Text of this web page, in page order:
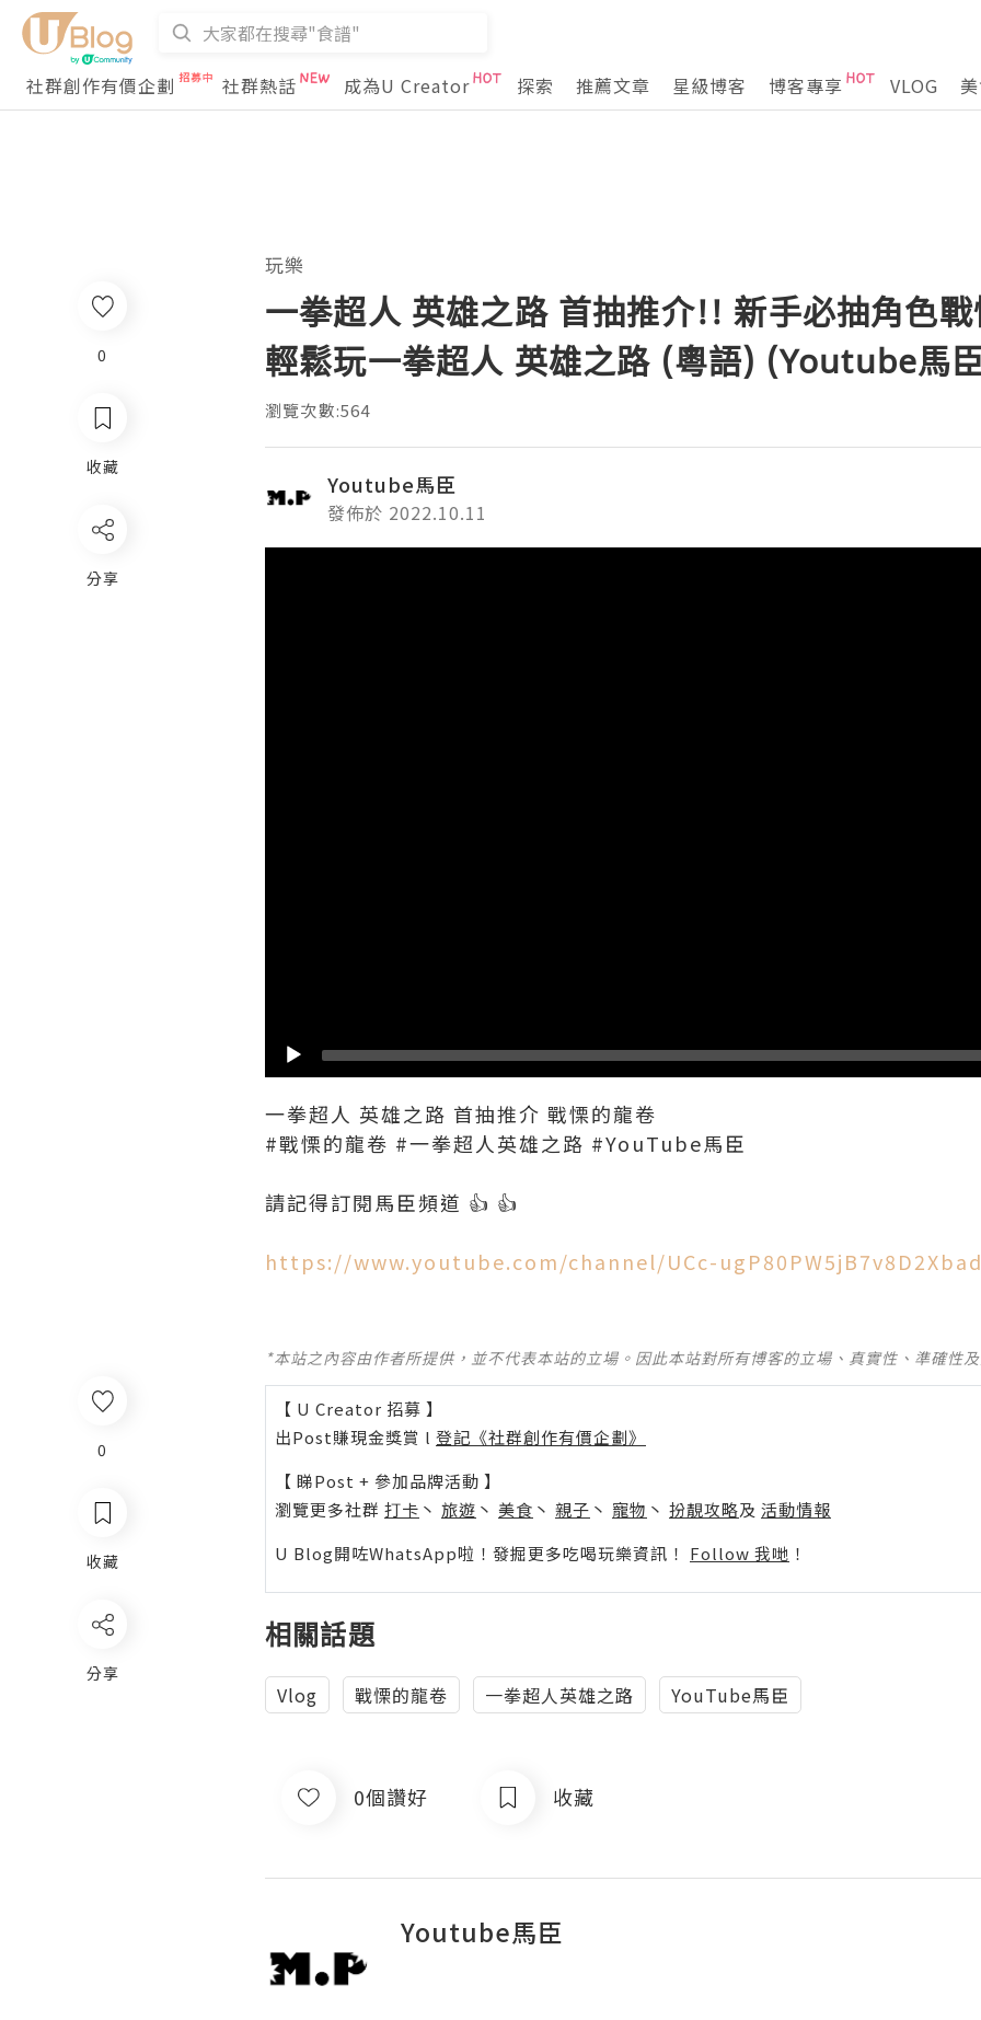
社群創作有價企劃 社群熱話 成為U Creator 探索 推薦文章 星級博客 博客專享 VLOG
0
收藏
分享
玩樂
一拳超人 英雄之路 首抽推介!! 新手必抽角色
輕鬆玩一拳超人 英雄之路 (粵語) (Youtube馬
瀏覽次數:564
Youtube馬臣
發佈於 2022.10.11
一拳超人 英雄之路 首抽推介 戰慄的龍卷
#戰慄的龍卷 #一拳超人英雄之路 #YouTube馬臣
請記得訂閱馬臣頻道 👍 👍
https://www.youtube.com/channel/UCc-
*本站之內容由作者所提供，並不代表本站的立場。因此本站對所有博客的立場、真實性、準確性
【 U Creator 招募 】
出Post賺現金獎賞 l 登記《社群創作有價企劃》
【 睇Post + 參加品牌活動 】
瀏覽更多社群 打卡 丶 旅遊 丶 美食 丶 親子 丶 寵物 丶 扮靚攻略及 活動情報
U Blog開咗WhatsApp啦！發掘更多吃喝玩樂資訊！ Follow 我哋 ！
相關話題
Vlog 戰慄的龍卷 一拳超人英雄之路 YouTube馬臣
0個讚好 收藏
Youtube馬臣
0
收藏
分享